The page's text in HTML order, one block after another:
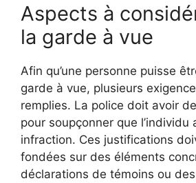
Aspects à
la garde à vue
Afin qu’une personne puisse
garde à vue, plusieurs
remplies. La police doit avoir
pour soupçonner que l’individu
infraction. Ces justifications
fondées sur des éléments
déclarations de témoins ou